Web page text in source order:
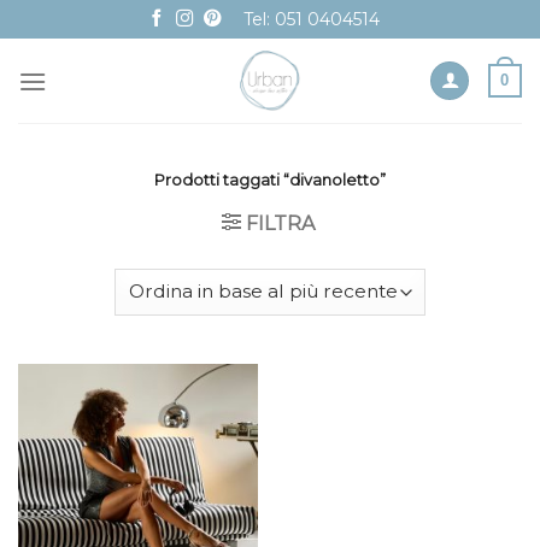
to
content
Tel: 051 0404514
0
Prodotti taggati “divanoletto”
FILTRA